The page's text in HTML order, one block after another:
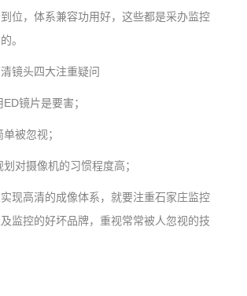
位，体系兼容功用好，这些都是采办监控
。
镜头四大注重疑问
镜片是要害；
被忽视；
对摄像机的习惯程度高；
现高清的成像体系，就要注重石家庄监控
监控的好坏品牌，重视常常被人忽视的技